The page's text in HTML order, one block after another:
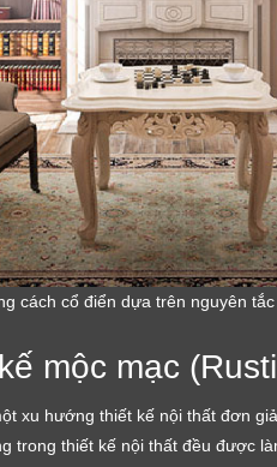
cách cổ điển dựa trên nguyên
mộc mạc
xu hướng thiết kế nội thất đơn
trong thiết kế nội thất đều được